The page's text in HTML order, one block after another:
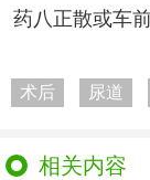
药八正散或车
术后 尿道
相关内容